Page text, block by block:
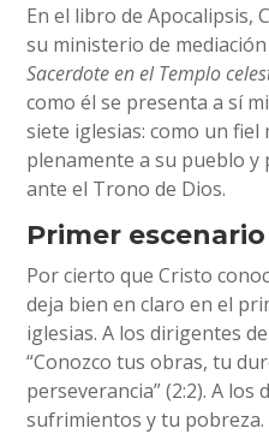
En el libro de Apocalipsis,
su ministerio de
Sacerdote en el Templo
como él se presenta a sí
siete iglesias: como un fiel
plenamente a su pueblo
ante el Trono de Dios.
Primer escenario
Por cierto que Cristo
deja bien en claro en el
iglesias. A los dirigentes
“Conozco tus obras, tu
perseverancia” (2:2). A los
sufrimientos y tu pobreza.